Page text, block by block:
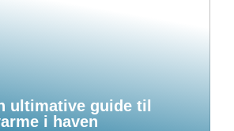
ultimative guide til
i haven